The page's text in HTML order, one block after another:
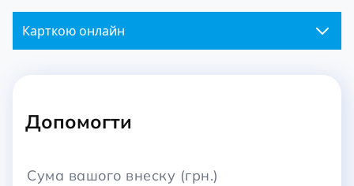
Карткою онлайн
Допомогти